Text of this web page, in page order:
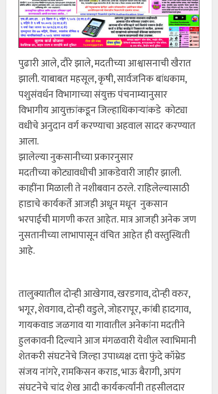
पुढारी आले, दौरे झाले, मदतीच्या आश्वासनाची खैरात
झाली. याबाबत महसूल, कृषी, सार्वजनिक बांधकाम,
पशुसंवर्धन विभागाच्या संयुक्त पंचनाम्यानुसार
विभागीय आयुक्तांकडून जिल्हाधिकाऱ्यांकडे कोट्या
वधीचे अनुदान वर्ग करण्याचा अहवाल सादर करण्यात
आला.
झालेल्या नुकसानीच्या प्रकारनुसार
मदतीच्या कोट्यावधीची आकडेवारी जाहीर झाली.
काहींना मिळाली ते नशीबवान ठरले. राहिलेल्यासाठी
हाडाचे कार्यकर्ते आजही अधून मधून नुकसान
भरपाईची मागणी करत आहेत. मात्र आजही अनेक जण
नुसतानीच्या लाभापासून वंचित आहेत ही वस्तुस्थिती
आहे.
तालुक्यातील दोन्ही आखेगाव, खरडगाव, दोन्ही वरुर,
भगूर, शेवगाव, दोन्ही वडुले, जोहरापूर, कांबी हादगाव,
गायकवाड जळगाव या गावातील अनेकांना मदतीने
हुलकावनी दिल्याने आज मंगळवारी येथील स्वाभिमानी
शेतकरी संघटनेचे जिल्हा उपाध्यक्ष दत्ता फुंदे कॉम्रेड
संजय नांगरे, रामकिसन कराड, भाऊ बैरागी, अपंग
संघटनेचे चांद शेख आदी कार्यकर्त्यांनी तहसीलदार